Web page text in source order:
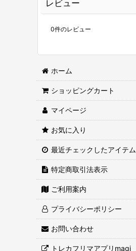
レビュー
0件のレビュー
ホーム
ショッピングカート
マイページ
お気に入り
最近チェックしたアイテム
特定商取引法表示
ご利用案内
プライバシーポリシー
お問い合わせ
トレカフリマアプリmagi